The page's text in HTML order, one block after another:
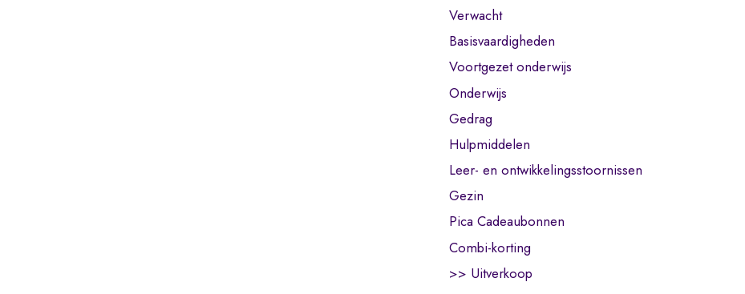
Verwacht
Basisvaardigheden
Voortgezet onderwijs
Onderwijs
Gedrag
Hulpmiddelen
Leer- en ontwikkelingsstoornissen
Gezin
Pica Cadeaubonnen
Combi-korting
>> Uitverkoop